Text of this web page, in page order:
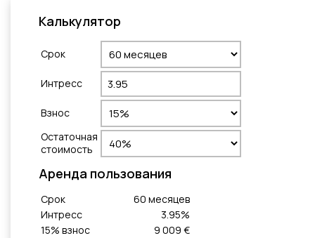
Калькулятор
Cрок
Интресс
Взнос
Остаточная
стоимость
Aренда пользования
Cрок 60 месяцeв
Интресс
3.95%
15% взнос
9 009 €